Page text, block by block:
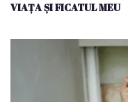
VIAȚA ȘI FICATUL MEU